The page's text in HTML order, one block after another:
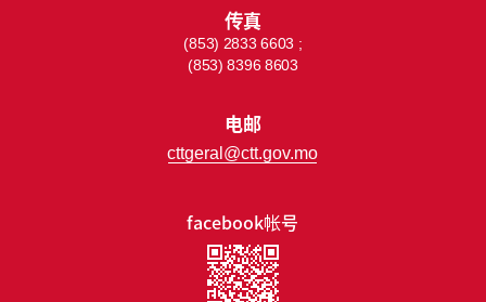
facebook帐号
传真
(853) 2833 6603 ;
(853) 8396 8603
电邮
cttgeral@ctt.gov.mo